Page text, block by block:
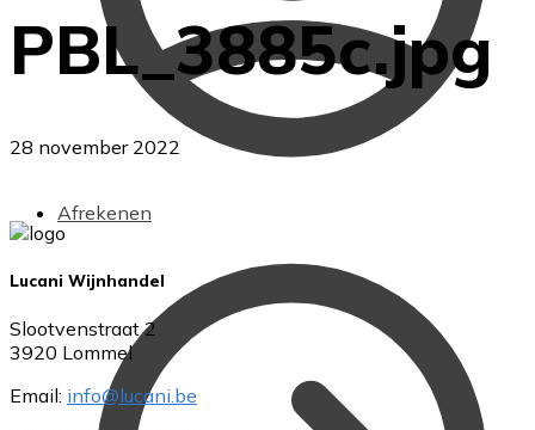
Afrekenen
PBL_3885c.jpg
28 november 2022
Lucani Wijnhandel
Slootvenstraat 2
3920 Lommel
Email: info@lucani.be